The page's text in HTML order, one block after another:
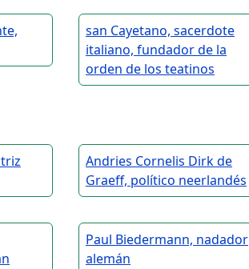
san Cayetano, sacerdote
italiano, fundador de la
orden de los teatinos
Andries Cornelis Dirk de
Graeff, político neerlandés
Paul Biedermann, nadador
alemán